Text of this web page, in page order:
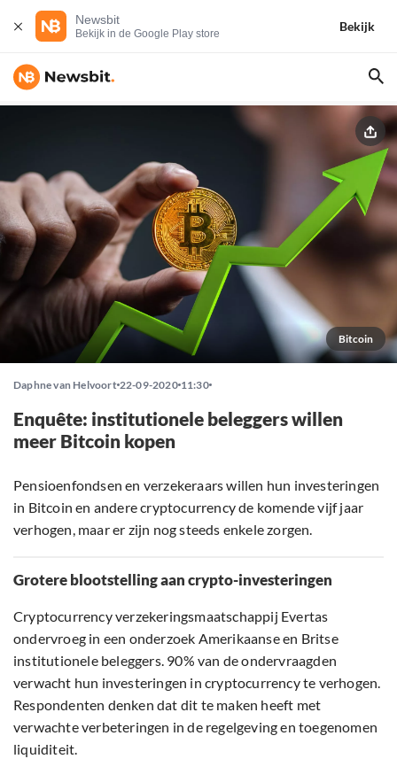
Newsbit
Bekijk in de Google Play store
Bekijk
Bitcoin
Daphne van Helvoort 22-09-2020 11:30
Enquête: institutionele beleggers willen
meer Bitcoin kopen
Pensioenfondsen en verzekeraars willen hun investeringen
in Bitcoin en andere cryptocurrency de komende vijf jaar
verhogen, maar er zijn nog steeds enkele zorgen.
Grotere blootstelling aan crypto-investeringen
Cryptocurrency verzekeringsmaatschappij Evertas
ondervroeg in een onderzoek Amerikaanse en Britse
institutionele beleggers. 90% van de ondervraagden
verwacht hun investeringen in cryptocurrency te verhogen.
Respondenten denken dat dit te maken heeft met
verwachte verbeteringen in de regelgeving en toegenomen
liquiditeit.